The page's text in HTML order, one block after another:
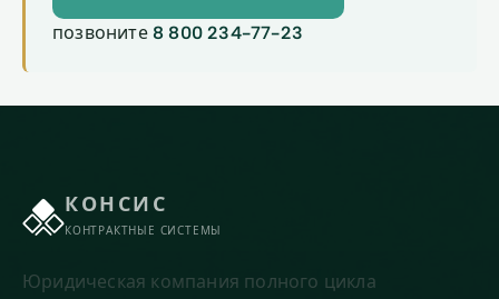
позвоните 8 800 234-77-23
КОНСИС
КОНТРАКТНЫЕ СИСТЕМЫ
Юридическая компания полного цикла